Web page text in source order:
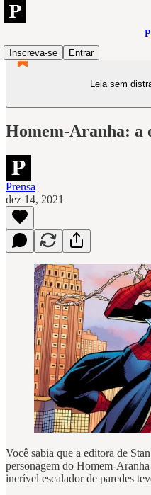
Inscreva-se
Entrar
Leia sem
Homem-Aranha: a
Prensa
dez 14, 2021
Você sabia que a editora de
personagem do Homem-
incrível escalador de paredes